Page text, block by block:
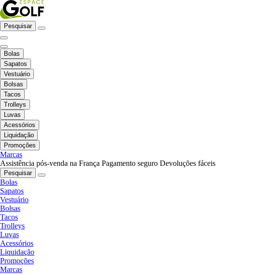
Pesquisar
Bolas
Sapatos
Vestuário
Bolsas
Tacos
Trolleys
Luvas
Acessórios
Liquidação
Promoções
Marcas
Assistência pós-venda na França Pagamento seguro Devoluções fáceis
Pesquisar
Bolas
Sapatos
Vestuário
Bolsas
Tacos
Trolleys
Luvas
Acessórios
Liquidação
Promoções
Marcas